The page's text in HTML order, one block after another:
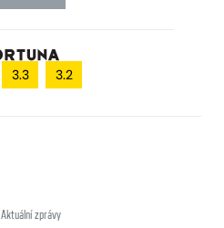
3.3 3.2
Aktuální zprávy